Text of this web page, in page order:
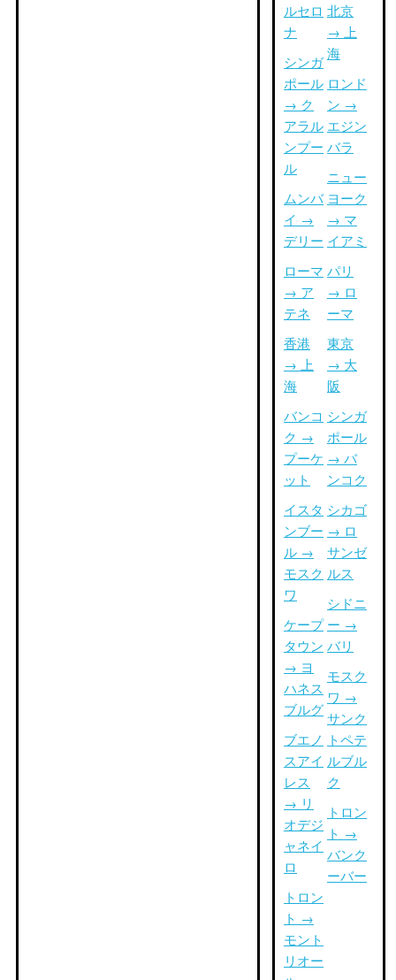
ルセロ
ナ
シンガ
ポール
→ ク
アラル
ンプー
ル
ムンバ
イ →
デリー
ローマ
→ ア
テネ
香港
→ 上
海
バンコ
ク →
プーケ
ット
イスタ
ンブー
ル →
モスク
ワ
ケープ
タウン
→ ヨ
ハネス
ブルグ
ブエノ
スアイ
レス
→ リ
オデジ
ャネイ
ロ
トロン
ト →
モント
リオー
北京
→ 上
海
ロンド
ン →
エジン
バラ
ニュー
ヨーク
→ マ
イアミ
パリ
→ ロ
ーマ
東京
→ 大
阪
シンガ
ポール
→ バ
ンコク
シカゴ
→ ロ
サンゼ
ルス
シドニ
ー →
バリ
モスク
ワ →
サンク
トペテ
ルブル
ク
トロン
ト →
バンク
ーバー